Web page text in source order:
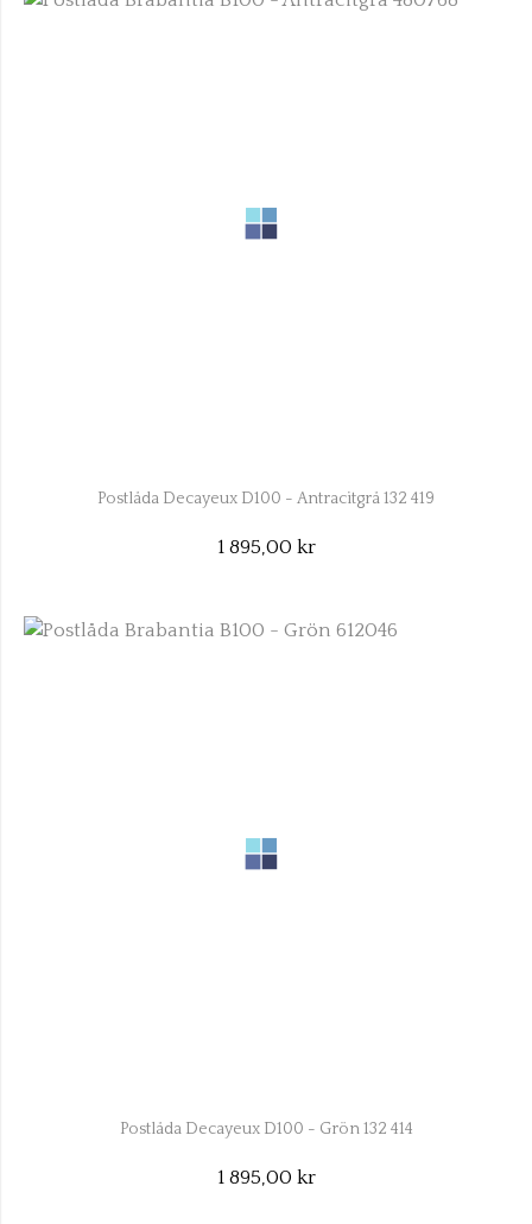
Postlåda Decayeux D100 - Antracitgrå 132 419
1 895,00 kr
Postlåda Decayeux D100 - Grön 132 414
1 895,00 kr